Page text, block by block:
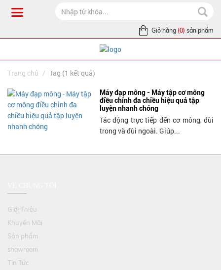
Giỏ hàng (0) sản phẩm
Trang chủ Tag (1 kết quả)
Máy đạp mông - Máy tập cơ mông
điều chỉnh đa chiều hiệu quả tập
luyện nhanh chóng
Tác động trực tiếp đến cơ mông, đùi
trong và đùi ngoài. Giúp...
Giới Thiệu
Khuyến Mãi
Sản phẩm
showroom
Tin Tức